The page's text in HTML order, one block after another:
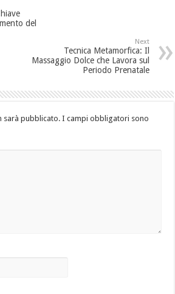
del
Next
Tecnica Metamorfica: Il
Massaggio Dolce che Lavora sul
Periodo Prenatale
sarà pubblicato. I campi obbligatori sono